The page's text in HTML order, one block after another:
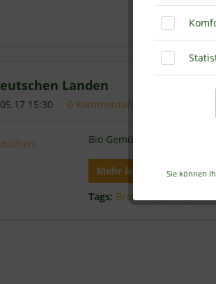
Sie können
Landen
15:30 0 Kommentare
Bio Gemüsepulver aus
Mehr lesen
Tags: Brokkoli